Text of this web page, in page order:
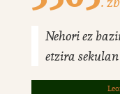
Nehori ez
etzira